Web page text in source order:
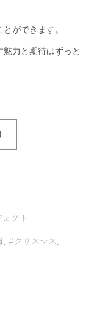
ができます。
力と期待はずっと
ェクト
#クリスマス